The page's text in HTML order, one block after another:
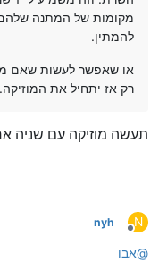
מקומות של המתנה שלהם
להמתין.
או שאפשר לעשות שאם
רק אז יתחיל את
תעשה מוזיקה עם
N
מנותק
nyh
@אבו